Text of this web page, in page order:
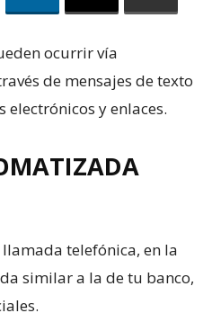
ocurrir vía
de mensajes de texto
electrónicos y enlaces.
telefónica, en la
similar a la de tu banco,